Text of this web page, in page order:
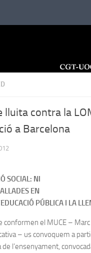
lluita contra la
a Barcelona
SOCIAL: NI
EN
PÚBLICA I LA
conformen el MUCE –
– us convoquem a
l’ensenyament,